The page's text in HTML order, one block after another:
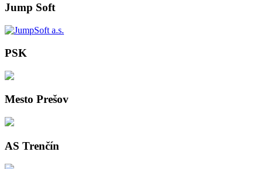
Jump Soft
PSK
Mesto Prešov
AS Trenčín